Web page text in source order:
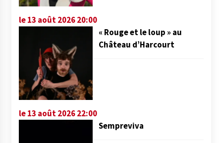
le 13 août 2026 20:00
« Rouge et le loup » au
Château d’Harcourt
le 13 août 2026 22:00
Sempreviva